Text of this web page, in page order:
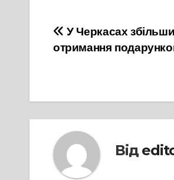
Навігація
записів
У Черкасах
отримання
Від